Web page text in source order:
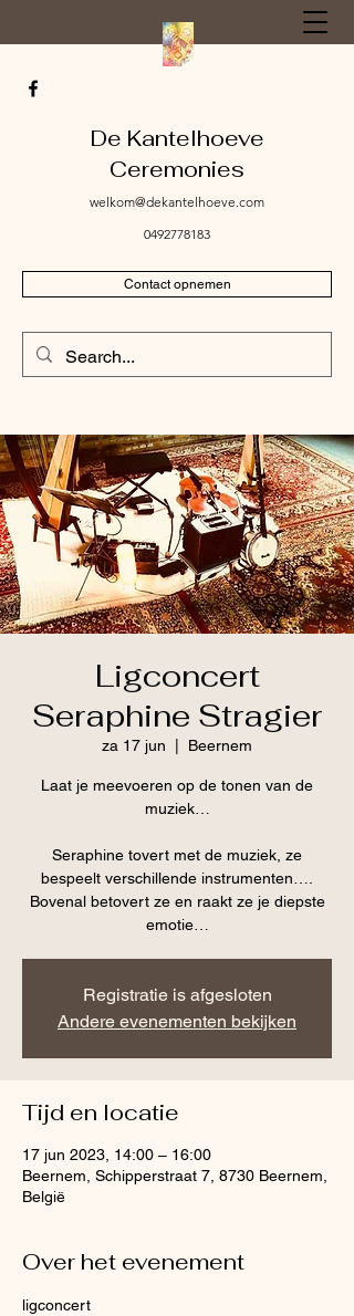
De Kantelhoeve
Ceremonies
welkom@dekantelhoeve.com
0492778183
Contact opnemen
Ligconcert
Seraphine Stragier
za 17 jun Beernem
Laat je meevoeren op de tonen van de
muziek…
Seraphine tovert met de muziek, ze
bespeelt verschillende instrumenten….
Bovenal betovert ze en raakt ze je diepste
Registratie is afgesloten
Andere evenementen bekijken
Tijd en locatie
17 jun 2023, 14:00 – 16:00
Beernem, Schipperstraat 7, 8730 Beernem,
België
Over het evenement
ligconcert